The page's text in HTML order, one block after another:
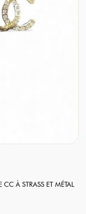
À STRASS ET MÉTAL